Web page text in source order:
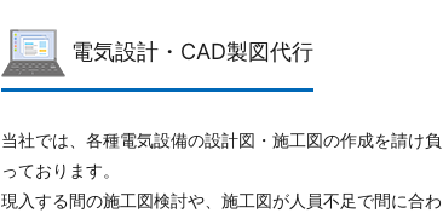
電気設計・CAD製図代行
当社では、各種電気設備の設計図・施工図の作成を請け負
っております。
現入する間の施工図検討や、施工図が人員不足で間に合わ